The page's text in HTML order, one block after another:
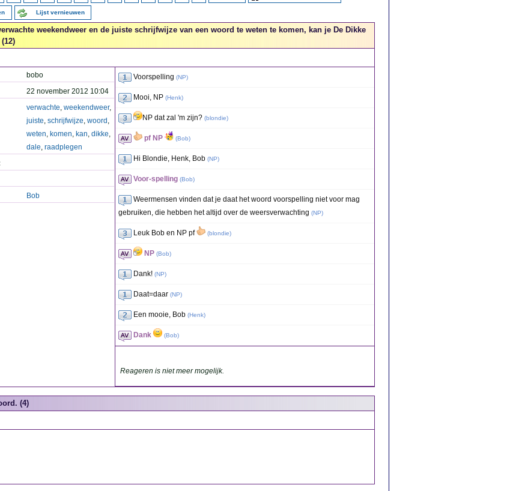
Lijst vernieuwen
weekendweer en de juiste schrijfwijze van een woord te weten te komen, kan je De Dikke
bobo
22 november 2012 10:04
verwachte, weekendweer,
juiste, schrijfwijze, woord ,
weten, komen, kan, dikke,
dale, raadplegen
Bob
Voorspelling (NP)
Mooi, NP (Henk)
NP dat zal 'm zijn? (blondie)
pf NP (Bob)
Hi Blondie, Henk, Bob (NP)
Voor-spelling (Bob)
Weermensen vinden dat je daat het woord voorspelling niet voor mag
gebruiken, die hebben het altijd over de weersverwachting (NP)
Leuk Bob en NP pf (blondie)
NP (Bob)
Dank! (NP)
Daat=daar (NP)
Een mooie, Bob (Henk)
Dank (Bob)
Reageren is niet meer mogelijk.
(4)